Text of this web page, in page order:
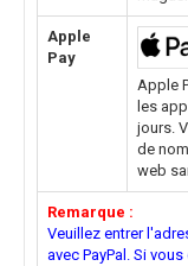
Apple
Pay
Apple
les
jours.
de
web
Remarque :
Veuillez entrer
avec PayPal. Si